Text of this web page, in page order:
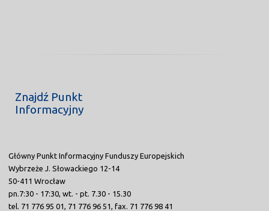
Znajdź Punkt
Informacyjny
Główny Punkt Informacyjny Funduszy Europejskich
Wybrzeże J. Słowackiego 12-14
50-411 Wrocław
pn.7:30 - 17:30, wt. - pt. 7.30 - 15.30
tel. 71 776 95 01, 71 776 96 51, fax. 71 776 98 41